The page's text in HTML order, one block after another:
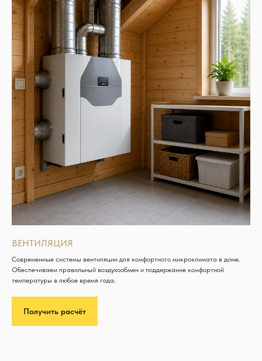
ВЕНТИЛЯЦИЯ
Современные системы вентиляции для комфортного микроклимата в доме.
Обеспечиваем правильный воздухообмен и поддержание комфортной
температуры в любое время года.
Получить расчёт